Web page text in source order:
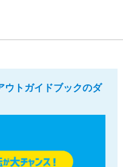
ウトガイドブックのダ